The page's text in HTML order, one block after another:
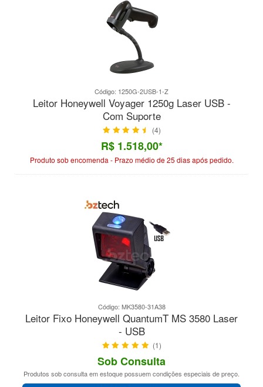
Código: 1250G-2USB-1-Z
Leitor Honeywell Voyager 1250g Laser USB -
Com Suporte
(4)
R$ 1.518,00*
Produto sob encomenda - Prazo médio de 25 dias após pedido.
Código: MK3580-31A38
Leitor Fixo Honeywell QuantumT MS 3580 Laser
- USB
(1)
Sob Consulta
Produtos sob consulta em estoque possuem condições especiais de preço.